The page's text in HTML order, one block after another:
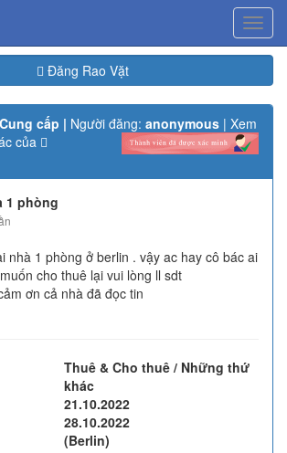
Đăng Rao Vặt
Cung cấp | Người đăng: anonymous | Xem
của
1 phòng
nhà 1 phòng ở berlin . vậy ac hay cô bác ai
cho thuê lại vui lòng ll sdt
ơn cả nhà đã đọc tin
Thuê & Cho thuê / Những thứ
khác
21.10.2022
28.10.2022
(Berlin)